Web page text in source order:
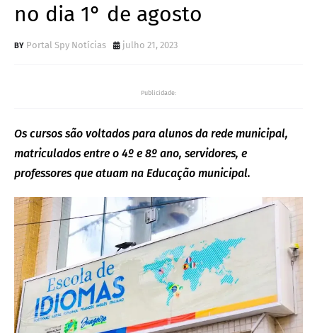
no dia 1° de agosto
Portal Spy Notícias julho 21, 2023
Publicidade:
Os cursos são voltados para alunos da rede municipal,
matriculados entre o 4º e 8º ano, servidores, e
professores que atuam na Educação municipal.